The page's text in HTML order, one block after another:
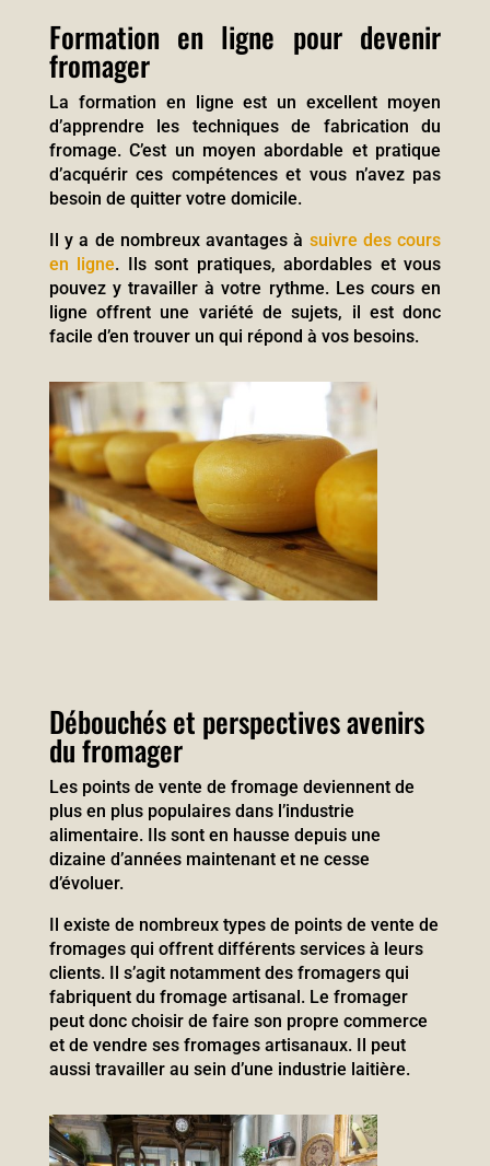
Formation en ligne pour devenir
fromager
La formation en ligne est un excellent moyen
d’apprendre les techniques de fabrication du
fromage. C’est un moyen abordable et pratique
d’acquérir ces compétences et vous n’avez pas
besoin de quitter votre domicile.
Il y a de nombreux avantages à suivre des cours
en ligne. Ils sont pratiques, abordables et vous
pouvez y travailler à votre rythme. Les cours en
ligne offrent une variété de sujets, il est donc
facile d’en trouver un qui répond à vos besoins.
Débouchés et perspectives avenirs
du fromager
Les points de vente de fromage deviennent de
plus en plus populaires dans l’industrie
alimentaire. Ils sont en hausse depuis une
dizaine d’années maintenant et ne cesse
d’évoluer.
Il existe de nombreux types de points de vente de
fromages qui offrent différents services à leurs
clients. Il s’agit notamment des fromagers qui
fabriquent du fromage artisanal. Le fromager
peut donc choisir de faire son propre commerce
et de vendre ses fromages artisanaux. Il peut
aussi travailler au sein d’une industrie laitière.